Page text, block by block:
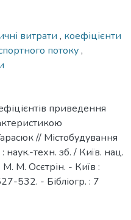
витрати , коефіцієнти
потоку,
приведення
// Містобудування
наук.-техн. зб. / Київ. нац.
М. М. Осєтрін. - Київ :
532. - Бібліогр. : 7